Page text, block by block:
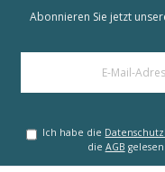
Abonnieren Sie jetzt
Ich habe die
die AGB